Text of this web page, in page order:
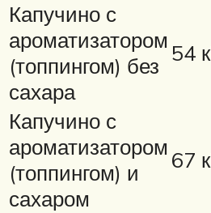
Капучино с
ароматизатором
(топпингом) без
сахара
54
Капучино с
ароматизатором
(топпингом) и
сахаром
67